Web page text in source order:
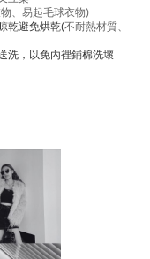
、易起毛球衣物)
乾避免烘乾(不耐熱材質、
洗，以免內裡鋪棉洗壞